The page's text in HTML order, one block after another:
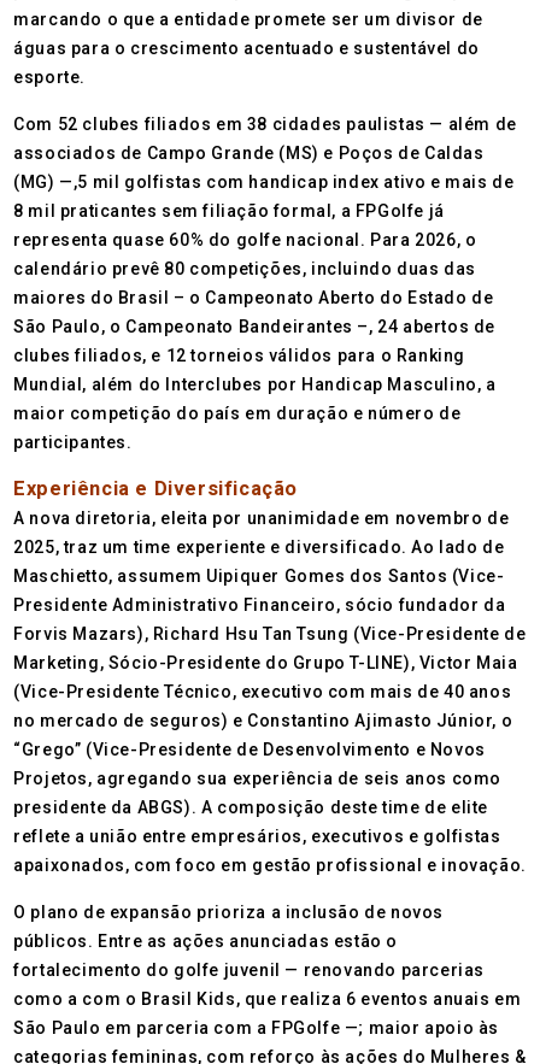
marcando o que a entidade promete ser um divisor de
águas para o crescimento acentuado e sustentável do
esporte.
Com 52 clubes filiados em 38 cidades paulistas — além de
associados de Campo Grande (MS) e Poços de Caldas
(MG) —,5 mil golfistas com handicap index ativo e mais de
8 mil praticantes sem filiação formal, a FPGolfe já
representa quase 60% do golfe nacional. Para 2026, o
calendário prevê 80 competições, incluindo duas das
maiores do Brasil – o Campeonato Aberto do Estado de
São Paulo, o Campeonato Bandeirantes –, 24 abertos de
clubes filiados, e 12 torneios válidos para o Ranking
Mundial, além do Interclubes por Handicap Masculino, a
maior competição do país em duração e número de
participantes.
Experiência e Diversificação
A nova diretoria, eleita por unanimidade em novembro de
2025, traz um time experiente e diversificado. Ao lado de
Maschietto, assumem Uipiquer Gomes dos Santos (Vice-
Presidente Administrativo Financeiro, sócio fundador da
Forvis Mazars), Richard Hsu Tan Tsung (Vice-Presidente de
Marketing, Sócio-Presidente do Grupo T-LINE), Victor Maia
(Vice-Presidente Técnico, executivo com mais de 40 anos
no mercado de seguros) e Constantino Ajimasto Júnior, o
“Grego” (Vice-Presidente de Desenvolvimento e Novos
Projetos, agregando sua experiência de seis anos como
presidente da ABGS). A composição deste time de elite
reflete a união entre empresários, executivos e golfistas
apaixonados, com foco em gestão profissional e inovação.
O plano de expansão prioriza a inclusão de novos
públicos. Entre as ações anunciadas estão o
fortalecimento do golfe juvenil — renovando parcerias
como a com o Brasil Kids, que realiza 6 eventos anuais em
São Paulo em parceria com a FPGolfe —; maior apoio às
categorias femininas, com reforço às ações do Mulheres &